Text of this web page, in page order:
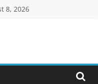
8, 2026